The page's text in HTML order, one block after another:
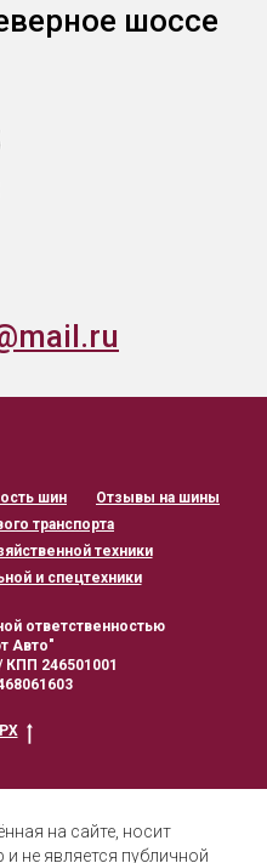
шоссе
шин
Отзывы на шины
транспорта
техники
и спецтехники
ответственностью
Авто"
КПП 246501001
на сайте, носит
не является публичной